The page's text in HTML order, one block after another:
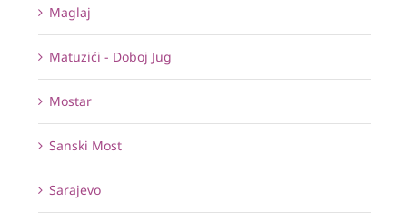
Maglaj
Matuzići - Doboj Jug
Mostar
Sanski Most
Sarajevo